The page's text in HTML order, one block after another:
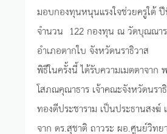
มอบกองทุนหนุนแรงใจช่วยครูใต้
จำนวน 122 กองทุน ณ วัดบุณณาร
อำเภอตากใบ จังหวัดนราธิวาส
พิธีในครั้งนี้ ได้รับความเมตตาจาก
โสภณคุณาธาร เจ้าคณะจังหวัดนรา
ทองดีประชาราม เป็นประธานสงฆ์
จาก ดร.สุชาติ ถาวระ ผอ.ศูนย์วิทย